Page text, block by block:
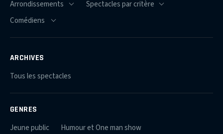
ARCHIVES
Tous les spectacles
GENRES
Jeune public
Humour et One man show